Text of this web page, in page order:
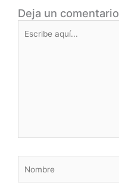
Deja un comentario
aquí...